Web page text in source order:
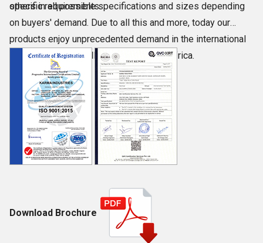
specific requirements.
others in all possible specifications and sizes depending
on buyers' demand. Due to all this and more, today our
products enjoy unprecedented demand in the international
markets of UK, Middle East, and South Africa.
Download Brochure